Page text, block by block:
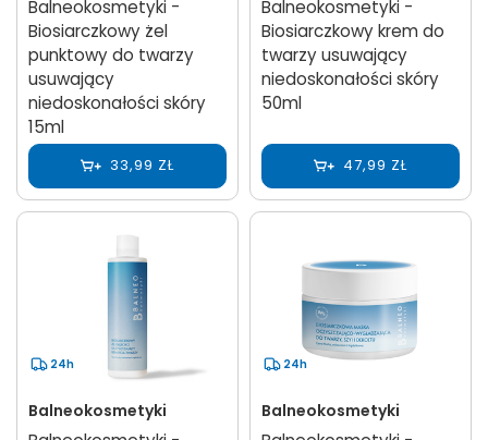
Balneokosmetyki -
Biosiarczkowy żel
punktowy do twarzy
usuwający
niedoskonałości skóry
15ml
33,99 ZŁ
Balneokosmetyki -
Biosiarczkowy krem do
twarzy usuwający
niedoskonałości skóry
50ml
47,99 ZŁ
24h
Balneokosmetyki
24h
Balneokosmetyki